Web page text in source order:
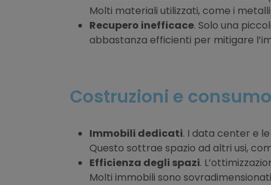
Molti materiali utilizzati, come i
Recupero inefficace. Solo una
abbastanza efficienti per mitigare
Costruzioni e
Immobili dedicati. I data center e
Questo sottrae spazio ad altri usi,
Efficienza degli spazi.
Molti immobili sono